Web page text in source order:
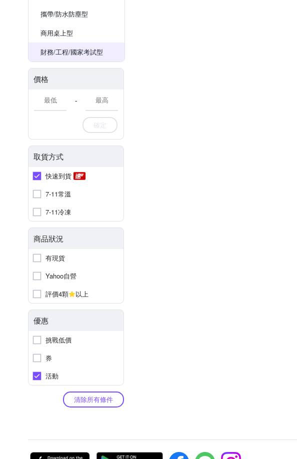
攜帶/防水防塵型
商用桌上型
財務/工程/國家考試型
價格
-
確定
取貨方式
快速到貨
7-11常溫
7-11冷凍
商品狀況
有現貨
Yahoo自營
評價4顆
以上
優惠
挑戰低價
券
活動
清除所有條件